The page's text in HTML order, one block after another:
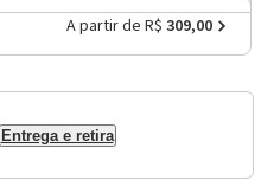
A partir de R$ 309,00
Entrega e retira